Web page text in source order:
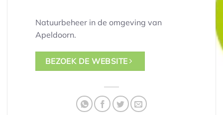
Natuurbeheer in de omgeving van
Apeldoorn.
BEZOEK DE WEBSITE